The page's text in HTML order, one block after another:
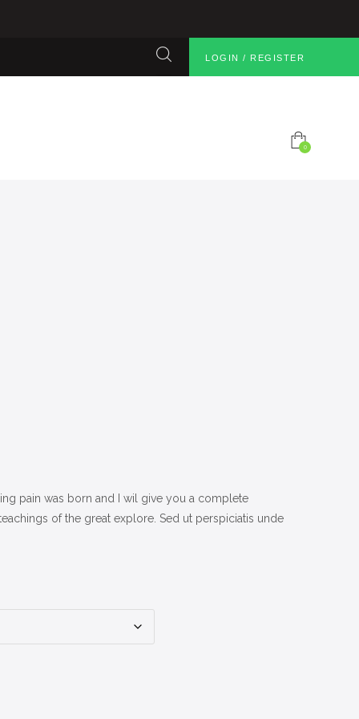
LOGIN / REGISTER
0
pain was born and I wil give you a complete
of the great explore. Sed ut perspiciatis unde